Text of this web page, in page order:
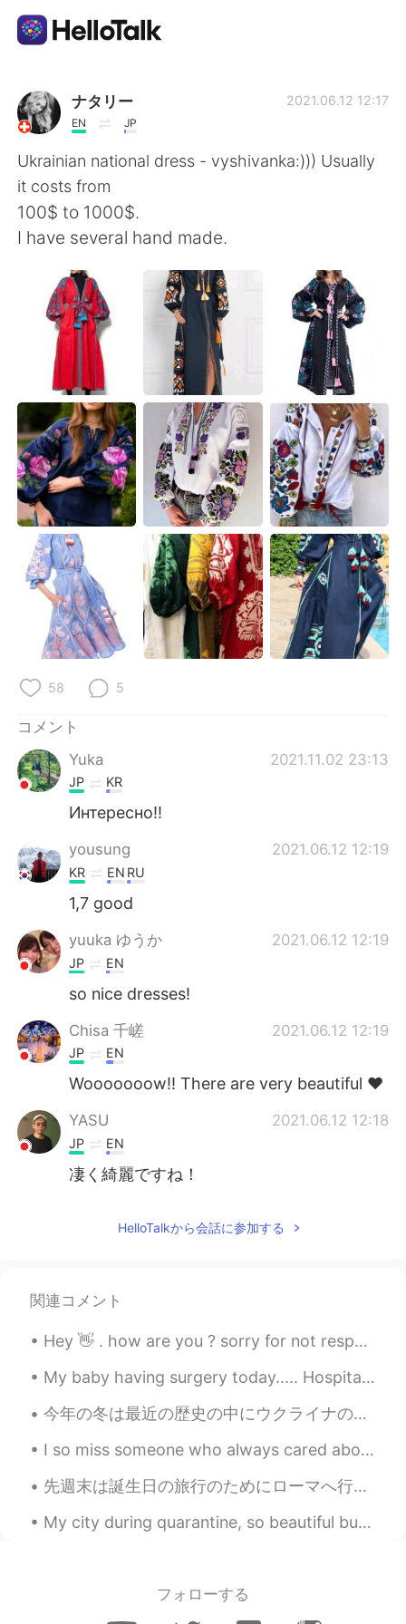
語学交換アプリ
AI Grammar Checker
日本語
English 简体中文
繁體中文 Español
العربية Français
Deutsch 한국어
Русский ไทย
Indonesia Italiano
Türkçe Tiếng Việt
Português
ナタリー
EN JP
2021.06.12 12:17
Ukrainian national dress - vyshivanka:))) Usually
it costs from
100$ to 1000$.
I have several hand made.
58 5
コメント
Yuka
2021.11.02 23:13
JP KR
Интересно!!
yousung 2021.06.12 12:19
KR EN RU
1,7 good
yuuka ゆうか 2021.06.12 12:19
JP EN
so nice dresses!
Chisa 千嵯 2021.06.12 12:19
JP EN
Wooooooow!! There are very beautiful ❤️
YASU 2021.06.12 12:18
JP EN
凄く綺麗ですね！
HelloTalkから会話に参加する
関連コメント
Hey 👋 . how are you ? sorry for not responding to your messages. I was in the village of grand...
My baby having surgery today..... Hospital staff are amazing and keeping her entertained, before ...
今年の冬は最近の歴史の中にウクライナの一番暖かい。両親による、毎日の温度は6度ぐらいで、雪がないの冬です。ウクライナ人にとって本当に不思議な感じです、バルセロナみたい。。 笑😯 私の携帯で冬の古...
I so miss someone who always cared about me, my feelings and my condition, could make me fun so e...
先週末は誕生日の旅行のためにローマへ行ったよ。😄 とても感動した。この街の歴史はほんまに古代です。特にサン・ピエトロ大聖堂とコロシアムに行くことがオススメです。 サン・ピエトロ大聖堂は強いパワ...
My city during quarantine, so beautiful but so dead.🌃 It is not allowed people to go out anymore ...
フォローする